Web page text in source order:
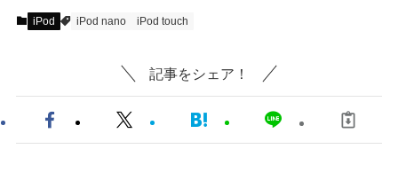
iPod iPod nano iPod touch
記事をシェア！